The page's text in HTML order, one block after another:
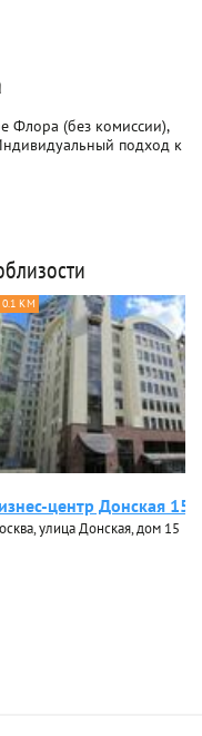
Флора (без комиссии),
подход к
0.1 КМ
центр Донская 15
улица Донская, дом 15